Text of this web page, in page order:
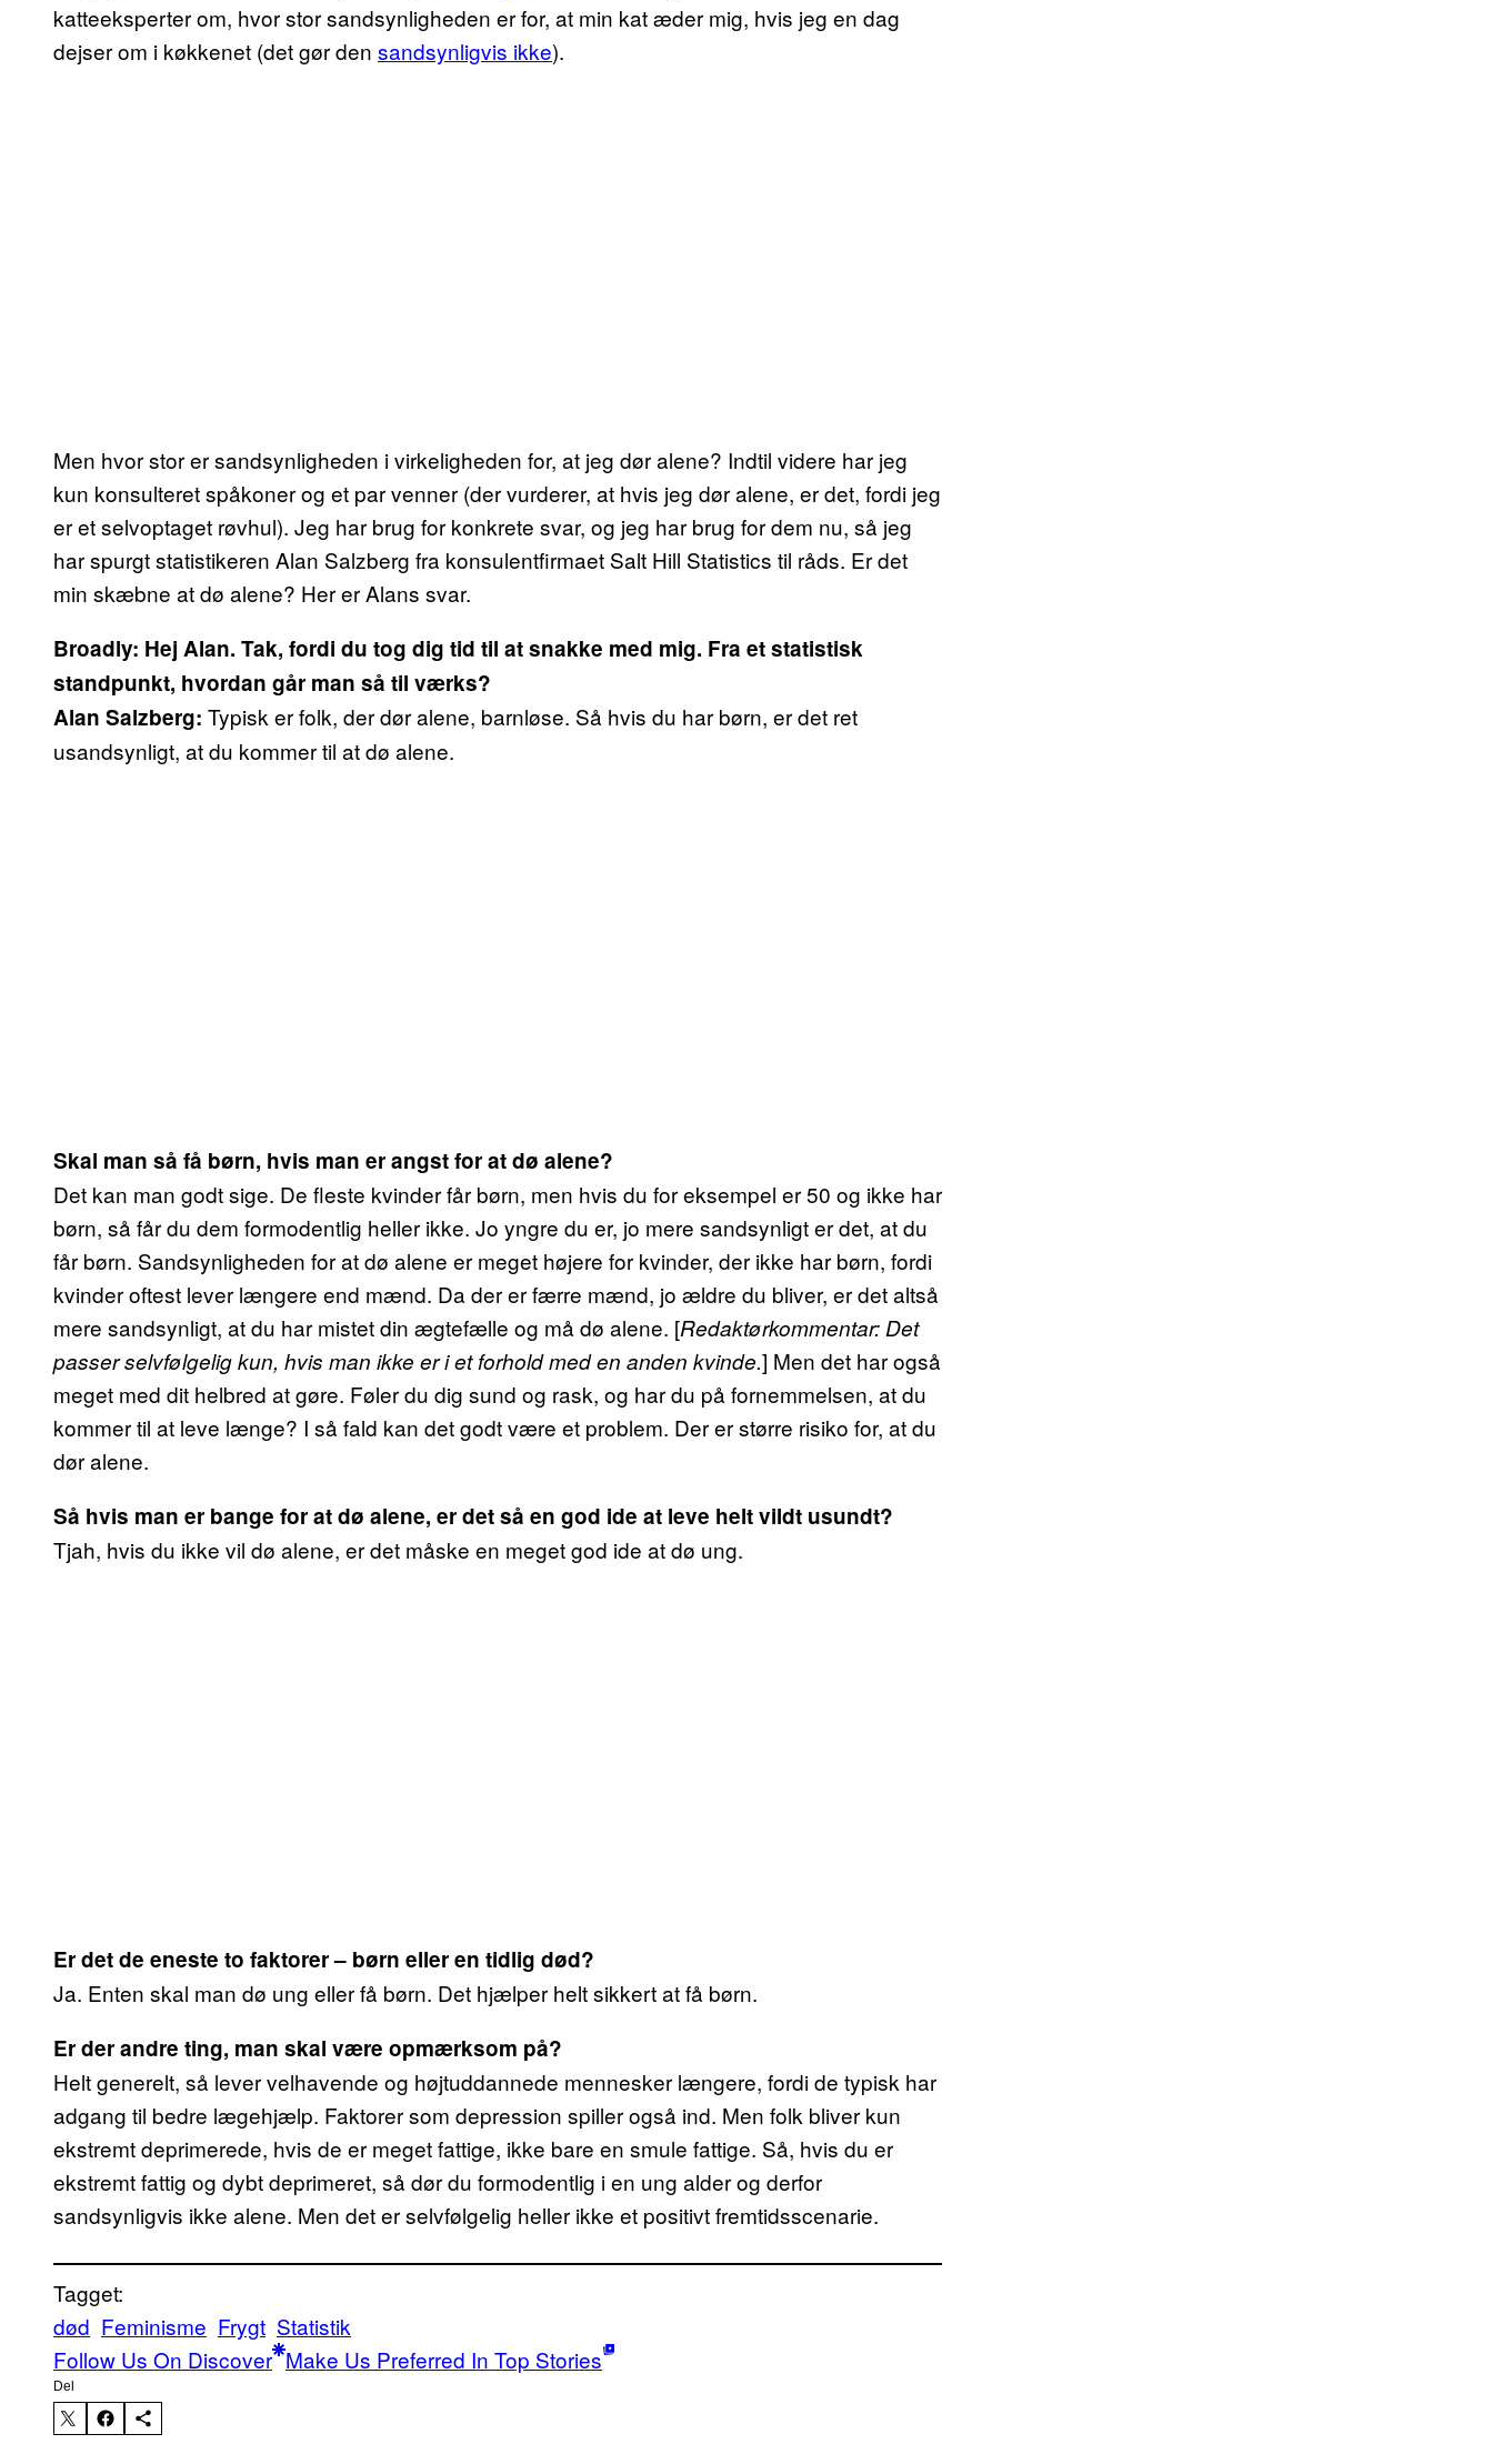
katteeksperter om, hvor stor sandsynligheden er for, at min kat æder mig, hvis jeg en dag
dejser om i køkkenet (det gør den sandsynligvis ikke).
Men hvor stor er sandsynligheden i virkeligheden for, at jeg dør alene? Indtil videre har jeg
kun konsulteret spåkoner og et par venner (der vurderer, at hvis jeg dør alene, er det, fordi jeg
er et selvoptaget røvhul). Jeg har brug for konkrete svar, og jeg har brug for dem nu, så jeg
har spurgt statistikeren Alan Salzberg fra konsulentfirmaet Salt Hill Statistics til råds. Er det
min skæbne at dø alene? Her er Alans svar.
Broadly: Hej Alan. Tak, fordi du tog dig tid til at snakke med mig. Fra et statistisk
standpunkt, hvordan går man så til værks?
Alan Salzberg: Typisk er folk, der dør alene, barnløse. Så hvis du har børn, er det ret
usandsynligt, at du kommer til at dø alene.
Skal man så få børn, hvis man er angst for at dø alene?
Det kan man godt sige. De fleste kvinder får børn, men hvis du for eksempel er 50 og ikke har
børn, så får du dem formodentlig heller ikke. Jo yngre du er, jo mere sandsynligt er det, at du
får børn. Sandsynligheden for at dø alene er meget højere for kvinder, der ikke har børn, fordi
kvinder oftest lever længere end mænd. Da der er færre mænd, jo ældre du bliver, er det altså
mere sandsynligt, at du har mistet din ægtefælle og må dø alene. [Redaktørkommentar: Det
passer selvfølgelig kun, hvis man ikke er i et forhold med en anden kvinde.] Men det har også
meget med dit helbred at gøre. Føler du dig sund og rask, og har du på fornemmelsen, at du
kommer til at leve længe? I så fald kan det godt være et problem. Der er større risiko for, at du
dør alene.
Så hvis man er bange for at dø alene, er det så en god ide at leve helt vildt usundt?
Tjah, hvis du ikke vil dø alene, er det måske en meget god ide at dø ung.
Er det de eneste to faktorer – børn eller en tidlig død?
Ja. Enten skal man dø ung eller få børn. Det hjælper helt sikkert at få børn.
Er der andre ting, man skal være opmærksom på?
Helt generelt, så lever velhavende og højtuddannede mennesker længere, fordi de typisk har
adgang til bedre lægehjælp. Faktorer som depression spiller også ind. Men folk bliver kun
ekstremt deprimerede, hvis de er meget fattige, ikke bare en smule fattige. Så, hvis du er
ekstremt fattig og dybt deprimeret, så dør du formodentlig i en ung alder og derfor
sandsynligvis ikke alene. Men det er selvfølgelig heller ikke et positivt fremtidsscenarie.
Tagget:
død Feminisme Frygt Statistik
Follow Us On Discover Make Us Preferred In Top Stories
Del